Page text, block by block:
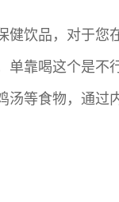
饮品，对于
靠喝这个是不
等食物，通过